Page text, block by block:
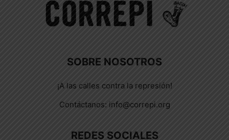
SOBRE NOSOTROS
¡A las calles contra la represión!
Contáctanos: info@correpi.org
REDES SOCIALES